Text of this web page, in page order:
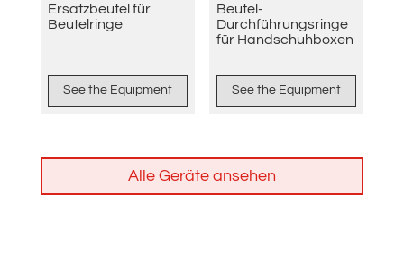
Ersatzbeutel für
Beutelringe
See the Equipment
Beutel-
Durchführungsringe
für Handschuhboxen
See the Equipment
Alle Geräte ansehen